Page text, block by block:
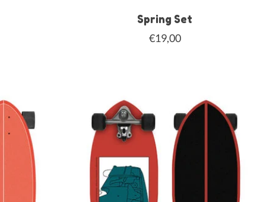
Spring Set
€19,00